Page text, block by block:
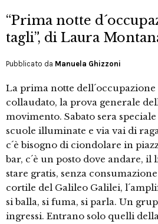
“Prima notte
tagli”, di Laura
Pubblicato da Manuela Ghizzoni
La prima notte
collaudato, la prova generale
movimento. Sabato sera
scuole illuminate e via vai di
c´è bisogno di ciondolare in
bar, c´è un posto dove andare, il
stare gratis, senza
cortile del Galileo Galilei,
si balla, si fuma, si parla. Un
ingressi. Entrano solo quelli